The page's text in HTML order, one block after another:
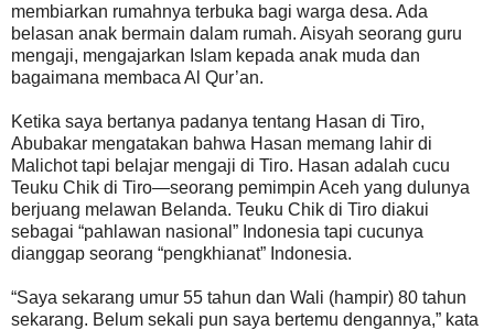
membiarkan rumahnya terbuka bagi warga desa. Ada
belasan anak bermain dalam rumah. Aisyah seorang guru
mengaji, mengajarkan Islam kepada anak muda dan
bagaimana membaca Al Qur’an.
Ketika saya bertanya padanya tentang Hasan di Tiro,
Abubakar mengatakan bahwa Hasan memang lahir di
Malichot tapi belajar mengaji di Tiro. Hasan adalah cucu
Teuku Chik di Tiro—seorang pemimpin Aceh yang dulunya
berjuang melawan Belanda. Teuku Chik di Tiro diakui
sebagai “pahlawan nasional” Indonesia tapi cucunya
dianggap seorang “pengkhianat” Indonesia.
“Saya sekarang umur 55 tahun dan Wali (hampir) 80 tahun
sekarang. Belum sekali pun saya bertemu dengannya,” kata